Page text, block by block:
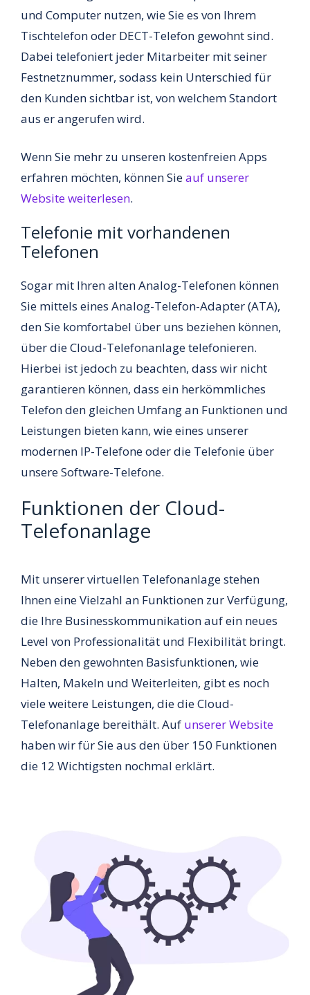
und Computer nutzen, wie Sie es von Ihrem
Tischtelefon oder DECT-Telefon gewohnt sind.
Dabei telefoniert jeder Mitarbeiter mit seiner
Festnetznummer, sodass kein Unterschied für
den Kunden sichtbar ist, von welchem Standort
aus er angerufen wird.
Wenn Sie mehr zu unseren kostenfreien Apps
erfahren möchten, können Sieauf unserer
Website weiterlesen.
Telefonie mit vorhandenen
Telefonen
Sogar mit Ihren alten Analog-Telefonen können
Sie mittels eines Analog-Telefon-Adapter (ATA),
den Sie komfortabel über uns beziehen können,
über die Cloud-Telefonanlage telefonieren.
Hierbei ist jedoch zu beachten, dass wir nicht
garantieren können, dass ein herkömmliches
Telefon den gleichen Umfang an Funktionen und
Leistungen bieten kann, wie eines unserer
modernen IP-Telefone oder die Telefonie über
unsere Software-Telefone.
Funktionen der Cloud-
Telefonanlage
Mit unserer virtuellen Telefonanlage stehen
Ihnen eine Vielzahl an Funktionen zur Verfügung,
die Ihre Businesskommunikation auf ein neues
Level von Professionalität und Flexibilität bringt.
Neben den gewohnten Basisfunktionen, wie
Halten, Makeln und Weiterleiten, gibt es noch
viele weitere Leistungen, die die Cloud-
Telefonanlage bereithält. Auf unserer Website
haben wir für Sie aus den über 150 Funktionen
die 12 Wichtigsten nochmal erklärt.